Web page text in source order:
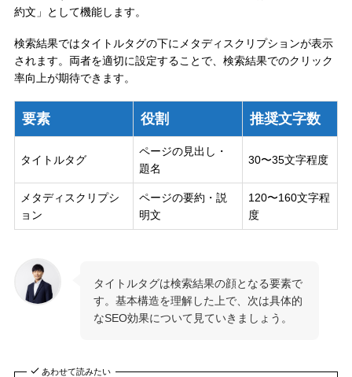
約文」として機能します。
検索結果ではタイトルタグの下にメタディスクリプションが表示
されます。両者を適切に設定することで、検索結果でのクリック
率向上が期待できます。
要素 役割 推奨文字数
タイトルタグ
ページの見出し・
題名
30〜35文字程度
メタディスクリプシ
ョン
ページの要約・説
明文
120〜160文字程
度
タイトルタグは検索結果の顔となる要素で
す。基本構造を理解した上で、次は具体的
なSEO効果について見ていきましょう。
あわせて読みたい